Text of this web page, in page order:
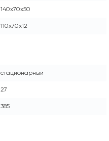
140x70x50
110x70x12
стационарный
27
385